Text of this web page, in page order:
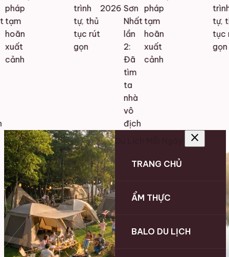
pháp
tạm
hoãn
xuất
cảnh
trình
tự, thủ
tục rút
gọn
2026Sơn
Nhất
lần
2:
Đã
tìm
ta
nhà
vô
địch
pháp
tạm
hoãn
xuất
cảnh
trình
tự,
tục
gọn
close
TRANG CHỦ
ẨM THỰC
BALO DU LỊCH